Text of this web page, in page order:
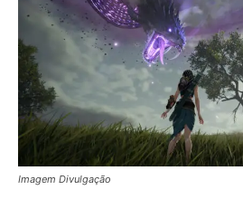
Imagem Divulgação